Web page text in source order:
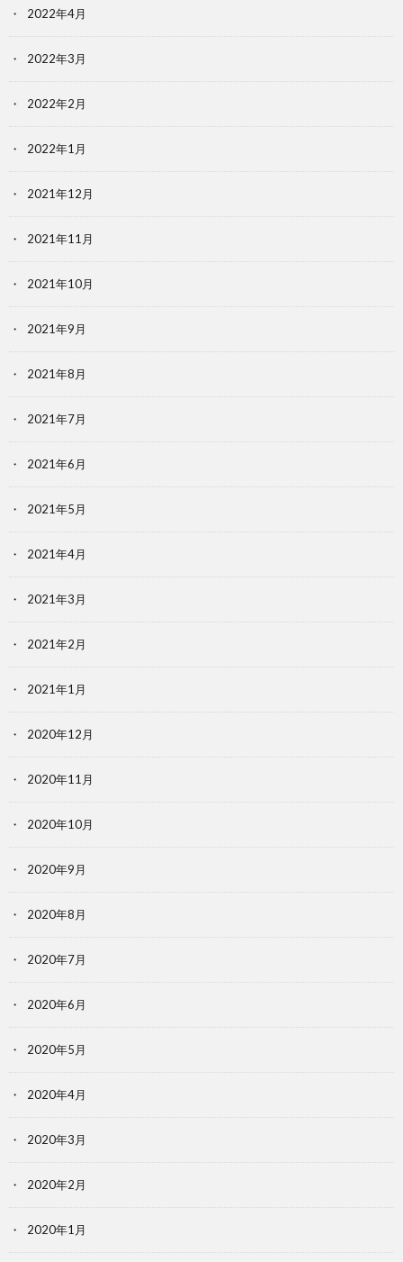
2022年4月
2022年3月
2022年2月
2022年1月
2021年12月
2021年11月
2021年10月
2021年9月
2021年8月
2021年7月
2021年6月
2021年5月
2021年4月
2021年3月
2021年2月
2021年1月
2020年12月
2020年11月
2020年10月
2020年9月
2020年8月
2020年7月
2020年6月
2020年5月
2020年4月
2020年3月
2020年2月
2020年1月